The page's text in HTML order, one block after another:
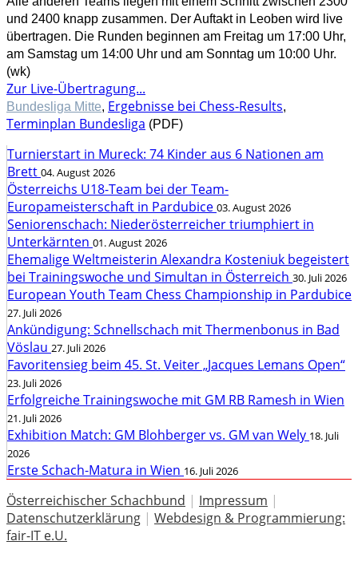
und 2400 knapp zusammen. Der Auftakt in Leoben wird live
übertragen. Die Runden beginnen am Freitag um 17:00 Uhr,
am Samstag um 14:00 Uhr und am Sonntag um 10:00 Uhr.
(wk)
Zur Live-Übertragung...
Bundesliga Mitte, Ergebnisse bei Chess-Results,
Terminplan Bundesliga (PDF)
Turnierstart in Mureck: 74 Kinder aus 6 Nationen am
Brett 04. August 2026
Österreichs U18-Team bei der Team-
Europameisterschaft in Pardubice 03. August 2026
Seniorenschach: Niederösterreicher triumphiert in
Unterkärnten 01. August 2026
Ehemalige Weltmeisterin Alexandra Kosteniuk begeistert
bei Trainingswoche und Simultan in Österreich 30. Juli 2026
European Youth Team Chess Championship in Pardubice
27. Juli 2026
Ankündigung: Schnellschach mit Thermenbonus in Bad
Vöslau 27. Juli 2026
Favoritensieg beim 45. St. Veiter „Jacques Lemans Open“
23. Juli 2026
Erfolgreiche Trainingswoche mit GM RB Ramesh in Wien
21. Juli 2026
Exhibition Match: GM Blohberger vs. GM van Wely 18. Juli
2026
Erste Schach-Matura in Wien 16. Juli 2026
Österreichischer Schachbund | Impressum |
Datenschutzerklärung | Webdesign & Programmierung:
fair-IT e.U.